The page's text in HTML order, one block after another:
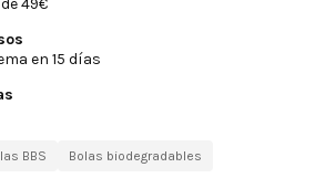
49€
en 15 días
BBS
Bolas biodegradables